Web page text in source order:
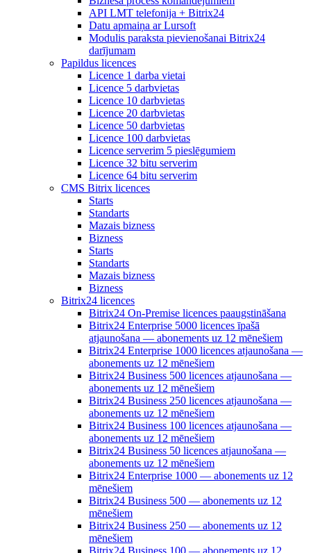
API LMT telefonija + Bitrix24
Datu apmaiņa ar Lursoft
Modulis paraksta pievienošanai Bitrix24
darījumam
Papildus licences
Licence 1 darba vietai
Licence 5 darbvietas
Licence 10 darbvietas
Licence 20 darbvietas
Licence 50 darbvietas
Licence 100 darbvietas
Licence serverim 5 pieslēgumiem
Licence 32 bitu serverim
Licence 64 bitu serverim
CMS Bitrix licences
Starts
Standarts
Mazais bizness
Bizness
Starts
Standarts
Mazais bizness
Bizness
Bitrix24 licences
Bitrix24 On-Premise licences paaugstināšana
Bitrix24 Enterprise 5000 licences īpašā
atjaunošana — abonements uz 12 mēnešiem
Bitrix24 Enterprise 1000 licences atjaunošana —
abonements uz 12 mēnešiem
Bitrix24 Business 500 licences atjaunošana —
abonements uz 12 mēnešiem
Bitrix24 Business 250 licences atjaunošana —
abonements uz 12 mēnešiem
Bitrix24 Business 100 licences atjaunošana —
abonements uz 12 mēnešiem
Bitrix24 Business 50 licences atjaunošana —
abonements uz 12 mēnešiem
Bitrix24 Enterprise 1000 — abonements uz 12
mēnešiem
Bitrix24 Business 500 — abonements uz 12
mēnešiem
Bitrix24 Business 250 — abonements uz 12
mēnešiem
Bitrix24 Business 100 — abonements uz 12